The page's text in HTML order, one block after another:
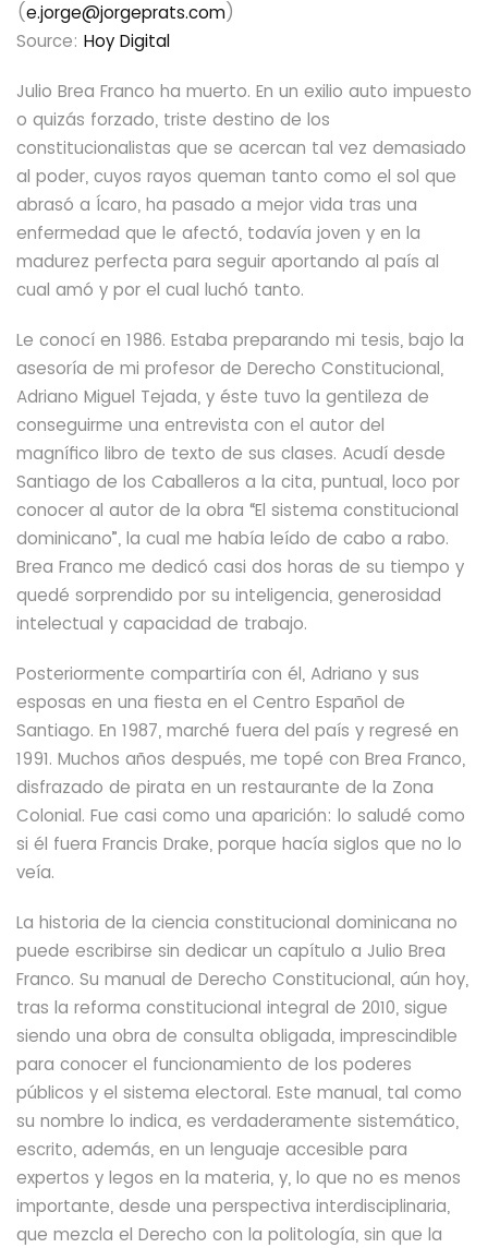
(e.jorge@jorgeprats.com)
Source: Hoy Digital
Julio Brea Franco ha muerto. En un exilio auto impuesto
o quizás forzado, triste destino de los
constitucionalistas que se acercan tal vez demasiado
al poder, cuyos rayos queman tanto como el sol que
abrasó a Ícaro, ha pasado a mejor vida tras una
enfermedad que le afectó, todavía joven y en la
madurez perfecta para seguir aportando al país al
cual amó y por el cual luchó tanto.
Le conocí en 1986. Estaba preparando mi tesis, bajo la
asesoría de mi profesor de Derecho Constitucional,
Adriano Miguel Tejada, y éste tuvo la gentileza de
conseguirme una entrevista con el autor del
magnífico libro de texto de sus clases. Acudí desde
Santiago de los Caballeros a la cita, puntual, loco por
conocer al autor de la obra “El sistema constitucional
dominicano”, la cual me había leído de cabo a rabo.
Brea Franco me dedicó casi dos horas de su tiempo y
quedé sorprendido por su inteligencia, generosidad
intelectual y capacidad de trabajo.
Posteriormente compartiría con él, Adriano y sus
esposas en una fiesta en el Centro Español de
Santiago. En 1987, marché fuera del país y regresé en
1991. Muchos años después, me topé con Brea Franco,
disfrazado de pirata en un restaurante de la Zona
Colonial. Fue casi como una aparición: lo saludé como
si él fuera Francis Drake, porque hacía siglos que no lo
veía.
La historia de la ciencia constitucional dominicana no
puede escribirse sin dedicar un capítulo a Julio Brea
Franco. Su manual de Derecho Constitucional, aún hoy,
tras la reforma constitucional integral de 2010, sigue
siendo una obra de consulta obligada, imprescindible
para conocer el funcionamiento de los poderes
públicos y el sistema electoral. Este manual, tal como
su nombre lo indica, es verdaderamente sistemático,
escrito, además, en un lenguaje accesible para
expertos y legos en la materia, y, lo que no es menos
importante, desde una perspectiva interdisciplinaria,
que mezcla el Derecho con la politología, sin que la